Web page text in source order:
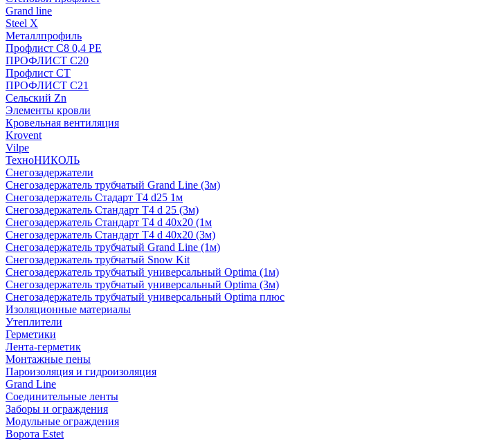
Grand line
Steel X
Металлпрофиль
Профлист С8 0,4 РЕ
ПРОФЛИСТ С20
Профлист СТ
ПРОФЛИСТ С21
Сельский Zn
Элементы кровли
Кровельная вентиляция
Krovent
Vilpe
ТехноНИКОЛЬ
Снегозадержатели
Снегозадержатель трубчатый Grand Line (3м)
Снегозадержатель Стадарт Т4 d25 1м
Снегозадержатель Стандарт Т4 d 25 (3м)
Снегозадержатель Стандарт Т4 d 40х20 (1м
Снегозадержатель Стандарт Т4 d 40х20 (3м)
Снегозадержатель трубчатый Grand Line (1м)
Снегозадержатель трубчатый Snow Kit
Снегозадержатель трубчатый универсальный Optima (1м)
Снегозадержатель трубчатый универсальный Optima (3м)
Снегозадержатель трубчатый универсальный Optima плюс
Изоляционные материалы
Утеплители
Герметики
Лента-герметик
Монтажные пены
Пароизоляция и гидроизоляция
Grand Line
Соединительные ленты
Заборы и ограждения
Модульные ограждения
Ворота Estet